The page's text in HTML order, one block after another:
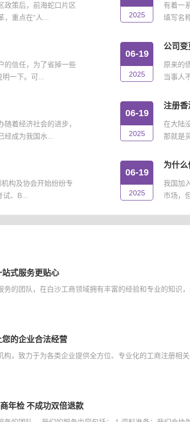
政策后，前海蛇口片区
重点在“人...
2025
有着一
填写名
的信任，为了省掉一些
一下。可...
06-19
2025
公司变
原来的
当事人
着经济社会的进步，
成为我国水...
06-19
2025
注册香
在大陆
那就是
构及协会开始纷纷专
、B...
06-19
2025
为什么
我国加
市场，
式服务更贴心
的团队，在白沙工商领域拥有丰富的经验和专业的知识
的企业合法经营
，致力于为各类企业提供全方位、专业化的工商注册相
年检 不成功双倍退款